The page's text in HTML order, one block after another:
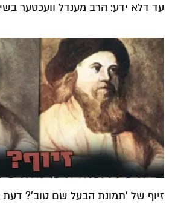
עד דלא ידע: הרב מענדל וועכטער
זיוף של 'תמונת הבעל שם טוב'? דעת